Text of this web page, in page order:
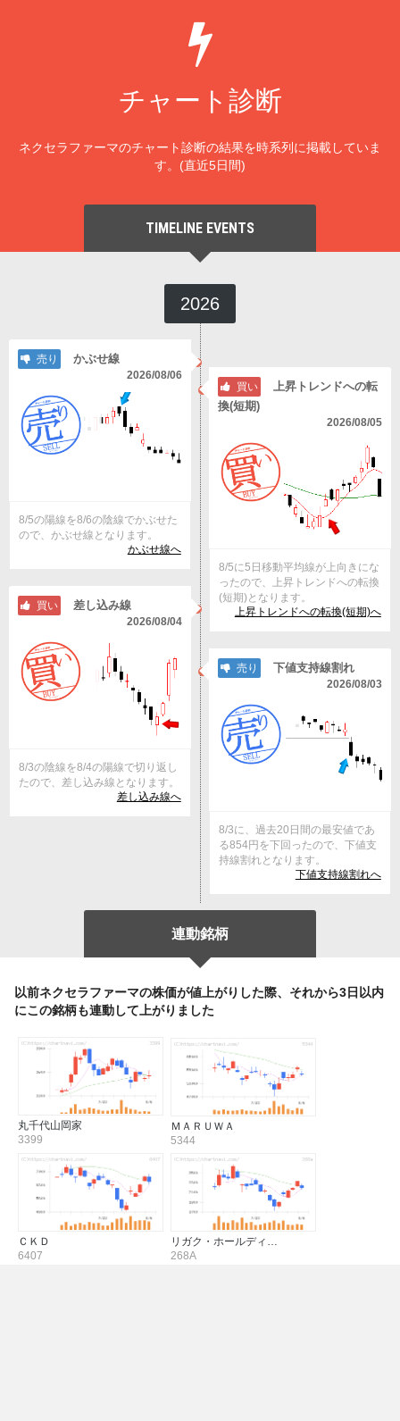
チャート診断
ネクセラファーマのチャート診断の結果を時系列に掲載していま
す。(直近5日間)
TIMELINE EVENTS
2026
売り かぶせ線
2026/08/06
8/5の陽線を8/6の陰線でかぶせた
ので、かぶせ線となります。
かぶせ線へ
買い
上昇トレンドへの転
換(短期)
2026/08/05
8/5に5日移動平均線が上向きにな
ったので、上昇トレンドへの転換
(短期)となります。
上昇トレンドへの転換(短期)へ
買い 差し込み線
2026/08/04
8/3の陰線を8/4の陽線で切り返し
たので、差し込み線となります。
差し込み線へ
売り 下値支持線割れ
2026/08/03
8/3に、過去20日間の最安値であ
る854円を下回ったので、下値支
持線割れとなります。
下値支持線割れへ
連動銘柄
以前ネクセラファーマの株価が値上がりした際、それから3日以内
にこの銘柄も連動して上がりました
丸千代山岡家
3399
ＭＡＲＵＷＡ
5344
ＣＫＤ
6407
リガク・ホールディ…
268A